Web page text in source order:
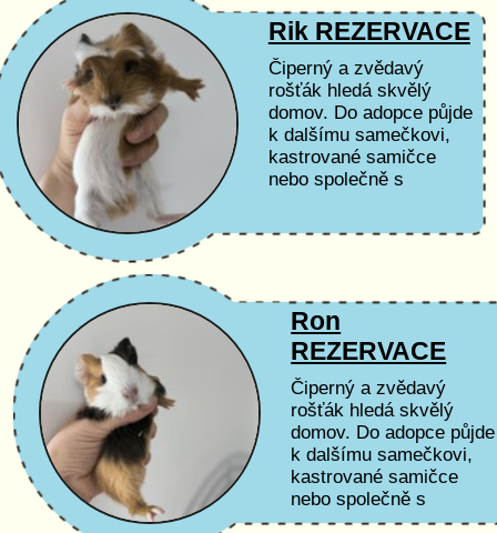
Rik REZERVACE
Čiperný a zvědavý
rošťák hledá skvělý
domov. Do adopce půjde
k dalšímu samečkovi,
kastrované samičce
nebo společně s
Ron
REZERVACE
Čiperný a zvědavý
rošťák hledá skvělý
domov. Do adopce půjde
k dalšímu samečkovi,
kastrované samičce
nebo společně s
některým ze svých